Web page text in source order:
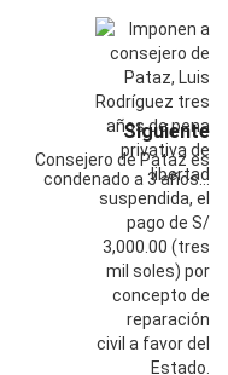
Siguiente
Consejero de Pataz es
condenado a 3 años…